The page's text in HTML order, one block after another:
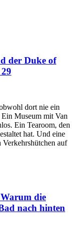
der Duke of
dort nie ein
Museum mit Van
Ein Tearoom, den
hat. Und eine
Verkehrshütchen auf
die
nach hinten